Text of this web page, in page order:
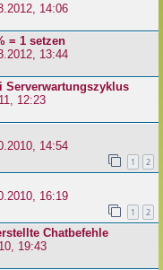
14:06
= 1 setzen
13:44
Serverwartungszyklus
12:23
14:54
1 2
16:19
1 2
Chatbefehle
19:43